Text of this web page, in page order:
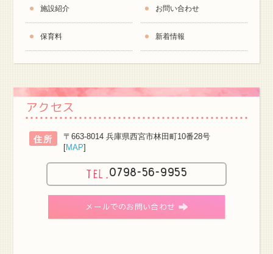
施設紹介
保育料
お問い合わせ
新着情報
アクセス
住所
〒663-8014 兵庫県西宮市林田町10番28号
[MAP]
0798-56-9955
メールでのお問い合わせ